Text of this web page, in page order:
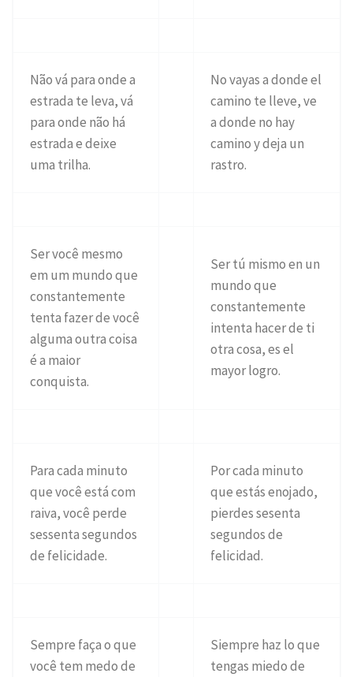
Não vá para onde a
estrada te leva, vá
para onde não há
estrada e deixe
uma trilha.
No vayas a donde el
camino te lleve, ve
a donde no hay
camino y deja un
rastro.
Ser você mesmo
em um mundo que
constantemente
tenta fazer de você
alguma outra coisa
é a maior
conquista.
Ser tú mismo en un
mundo que
constantemente
intenta hacer de ti
otra cosa, es el
mayor logro.
Para cada minuto
que você está com
raiva, você perde
sessenta segundos
de felicidade.
Por cada minuto
que estás enojado,
pierdes sesenta
segundos de
felicidad.
Sempre faça o que
você tem medo de
Siempre haz lo que
tengas miedo de